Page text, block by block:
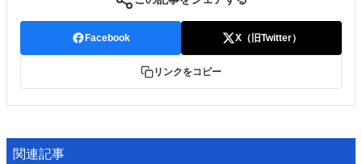
Facebook X（旧Twitter）
リンクをコピー
関連記事